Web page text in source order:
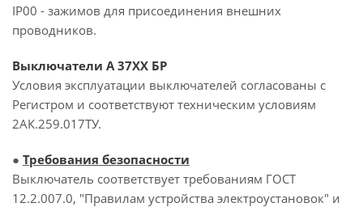
IP00 - зажимов для присоединения внешних
проводников.
Выключатели А 37ХХ БР
Условия эксплуатации выключателей согласованы с
Регистром и соответствуют техническим условиям
2АК.259.017ТУ.
● Требования безопасности
Выключатель соответствует требованиям ГОСТ
12.2.007.0, "Правилам устройства электроустановок" и